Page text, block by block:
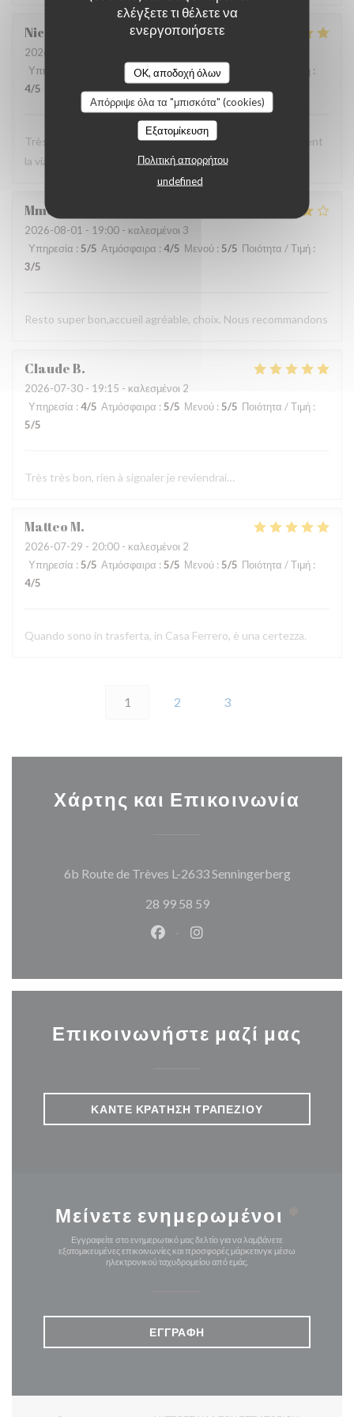
ελέγξετε τι θέλετε να
ενεργοποιήσετε
OK, αποδοχή όλων
Απόρριψε όλα τα "μπισκότα" (cookies)
Εξατομίκευση
Πολιτική απορρήτου
undefined
Nicolas
2026-08-03
Υπηρεσία
Ατμόσφαιρα:4/5 Μενού: Ποιότητα / Τιμή :
4/5
Très chic, très bon service ! Une pépite pour ceux qui aiment
la viande !
Mme
2026-08-01 - 19:00 - καλεσμένοι 3
Υπηρεσία : 5/5 Ατμόσφαιρα : 4/5 Μενού : 5/5 Ποιότητα / Τιμή :
3/5
Resto super bon,accueil agréable, choix. Nous recommandons
ClaudeB
2026-07-30 - 19:15 - καλεσμένοι 2
Υπηρεσία : 4/5 Ατμόσφαιρα : 5/5 Μενού : 5/5 Ποιότητα / Τιμή :
5/5
Très très bon, rien à signaler je reviendrai…
MatteoM
2026-07-29 - 20:00 - καλεσμένοι 2
Υπηρεσία : 5/5 Ατμόσφαιρα : 5/5 Μενού : 5/5 Ποιότητα / Τιμή :
4/5
Quando sono in trasferta, in Casa Ferrero, è una certezza.
1 2 3
Χάρτης και Επικοινωνία
6b Route de Trèves L-2633 Senningerberg((ανοίγει
28 99 58 59
Facebook ((ανοίγει σε νέο
Instagram ((ανοίγει σε
Επικοινωνήστε μαζί μας
ΚΆΝΤΕ ΚΡΆΤΗΣΗ ΤΡΑΠΕΖΙΟΎ
Μείνετε ενημερωμένοι
Εγγραφείτε στο ενημερωτικό μας δελτίο για να λαμβάνετε
εξατομικευμένες επικοινωνίες και προσφορές μάρκετινγκ μέσω
ηλεκτρονικού ταχυδρομείου από εμάς.
ΕΓΓΡΑΦΉ